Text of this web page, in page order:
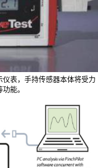
仪表，手持传感器本体将受力
能。